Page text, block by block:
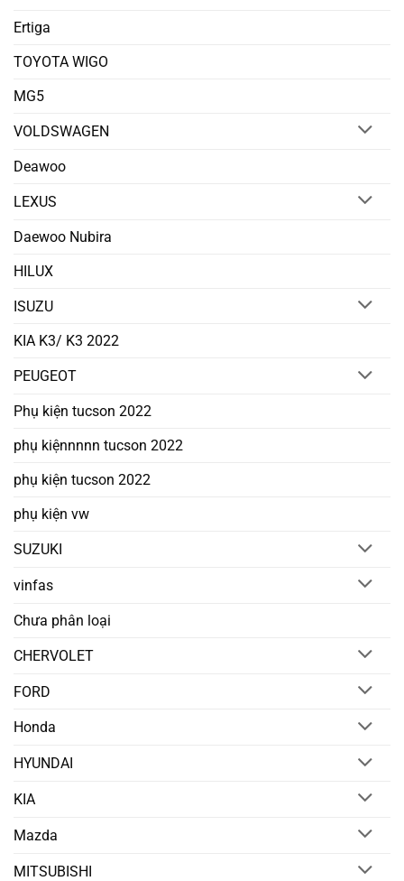
Ertiga
TOYOTA WIGO
MG5
VOLDSWAGEN
Deawoo
LEXUS
Daewoo Nubira
HILUX
ISUZU
KIA K3/ K3 2022
PEUGEOT
Phụ kiện tucson 2022
phụ kiệnnnnn tucson 2022
phụ kiện tucson 2022
phụ kiện vw
SUZUKI
vinfas
Chưa phân loại
CHERVOLET
FORD
Honda
HYUNDAI
KIA
Mazda
MITSUBISHI